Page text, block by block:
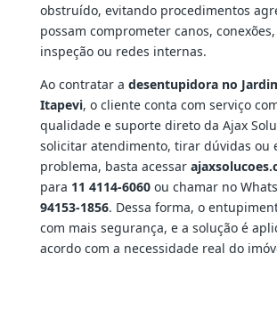
obstruído, evitando procedimentos
possam comprometer canos,
inspeção ou redes internas.
Ao contratar a desentupidora no
Itapevi, o cliente conta com serviço
qualidade e suporte direto da Ajax
solicitar atendimento, tirar dúvidas ou
problema, basta acessar
para 11 4114-6060ou chamar no
94153-1856. Dessa forma, o
com mais segurança, e a solução é
acordo com a necessidade real do